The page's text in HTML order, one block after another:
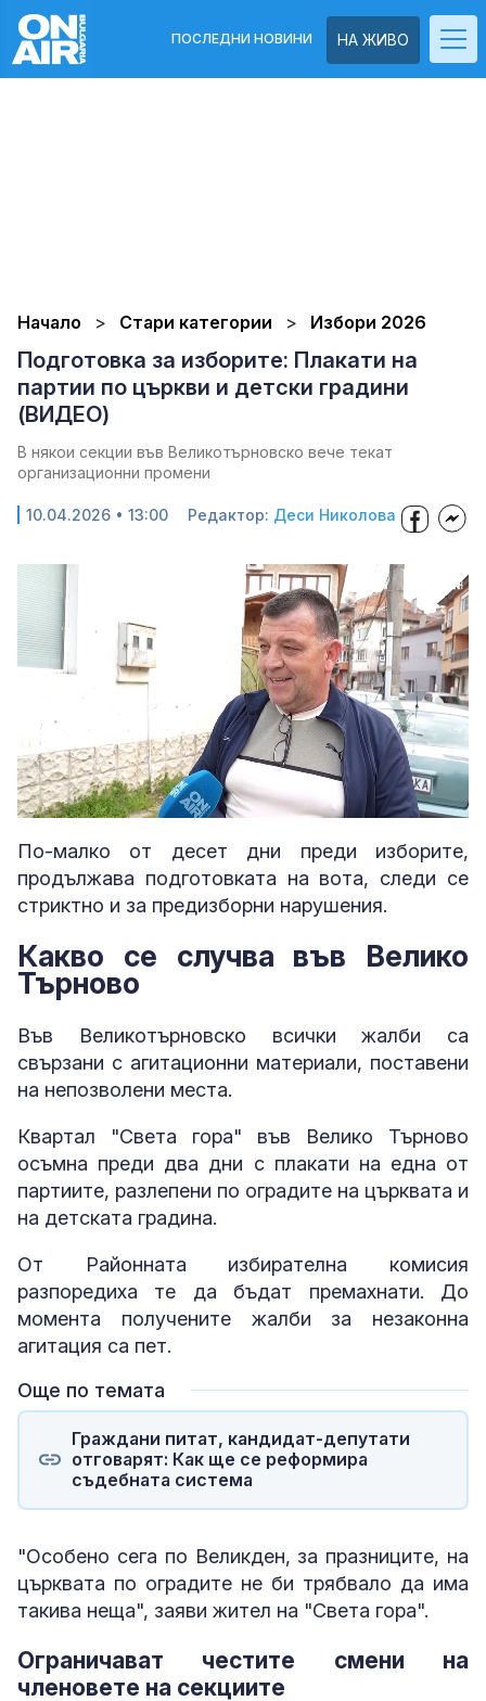
НА ЖИВО
ПОСЛЕДНИ НОВИНИ
Начало Стари категории Избори 2026
Подготовка за изборите: Плакати на
партии по църкви и детски градини
(ВИДЕО)
В някои секции във Великотърновско вече текат
организационни промени
10.04.2026 • 13:00 Редактор: Деси Николова
Unmute Loaded:
43.69%
По-малко от десет дни преди изборите,
продължава подготовката на вота, следи се
стриктно и за предизборни нарушения.
Какво се случва във Велико
Търново
Във Великотърновско всички жалби са
свързани с агитационни материали, поставени
на непозволени места.
Квартал "Света гора" във Велико Търново
осъмна преди два дни с плакати на една от
партиите, разлепени по оградите на църквата и
на детската градина.
От Районната избирателна комисия
разпоредиха те да бъдат премахнати. До
момента получените жалби за незаконна
агитация са пет.
Още по темата
Граждани питат, кандидат-депутати
отговарят: Как ще се реформира
съдебната система
"Особено сега по Великден, за празниците, на
църквата по оградите не би трябвало да има
такива неща", заяви жител на "Света гора".
Ограничават честите смени на
членовете на секциите